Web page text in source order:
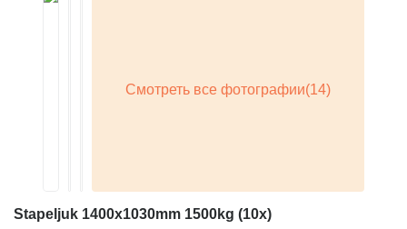
Stapeljuk 1400x1030mm 1500kg (10x)